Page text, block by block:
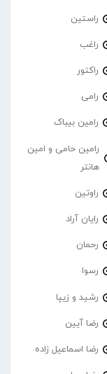
راستین
راغب
راکتور
رامی
رامین بیباک
رامین حامی و امین
هانتر
راوتین
رایان آراد
رحمان
رسوا
رشید و زیپا
رضا آیین
رضا اسماعیل زاده